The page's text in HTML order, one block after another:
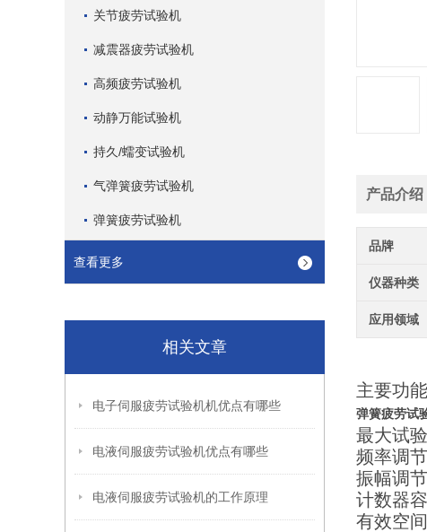
关节疲劳试验机
减震器疲劳试验机
高频疲劳试验机
动静万能试验机
持久/蠕变试验机
气弹簧疲劳试验机
弹簧疲劳试验机
查看更多
相关文章
电子伺服疲劳试验机机优点有哪些
电液伺服疲劳试验机优点有哪些
电液伺服疲劳试验机的工作原理
产品介绍
品牌
仪器种类
应用领域
主要功能
弹簧疲劳试
最大试
频率调
振幅调
计数器
有效空